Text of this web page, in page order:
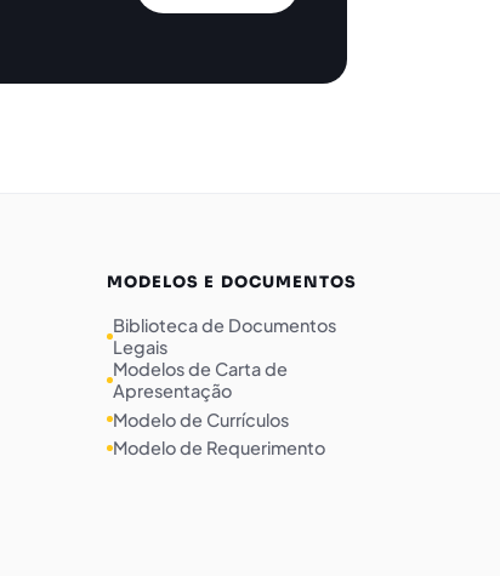
MODELOS E DOCUMENTOS
Biblioteca de Documentos
Legais
Modelos de Carta de
Apresentação
Modelo de Currículos
Modelo de Requerimento